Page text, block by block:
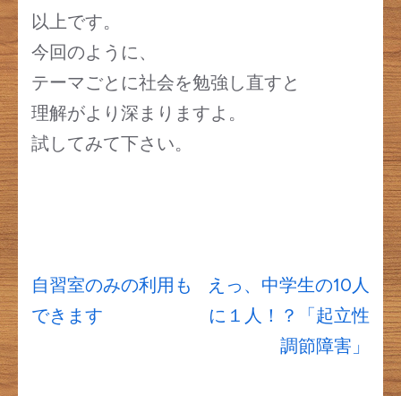
以上です。
今回のように、
テーマごとに社会を勉強し直すと
理解がより深まりますよ。
試してみて下さい。
投
稿
自習室のみの利用も
できます
えっ、中学生の10人
に１人！？「起立性
調節障害」